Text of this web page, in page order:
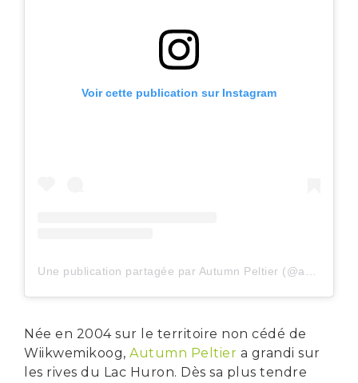
Voir cette publication sur Instagram
Une publication partagée par Autumn Peltier (@autumn.peltier)
Née en 2004 sur le territoire non cédé de
Wiikwemikoog, Autumn Peltier a grandi sur
les rives du Lac Huron. Dès sa plus tendre